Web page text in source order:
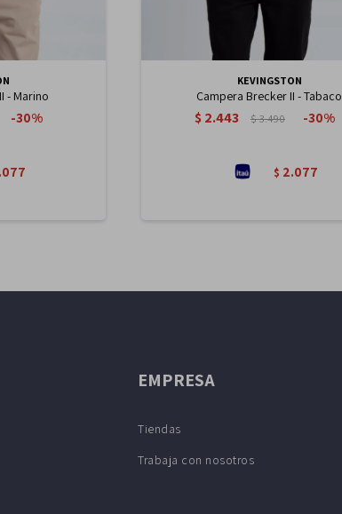
- Marino
30
KEVINGSTON
Campera Brecker II - Tabaco
$2.443 $3.490 30
$ 2.077
EMPRESA
Tiendas
Trabaja con nosotros